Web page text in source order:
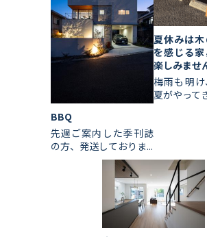
BBQ
先週ご案内した季刊誌
の方、発送しておりま...
夏休みは
を感じる
楽しみませ
梅雨も明
夏がやって